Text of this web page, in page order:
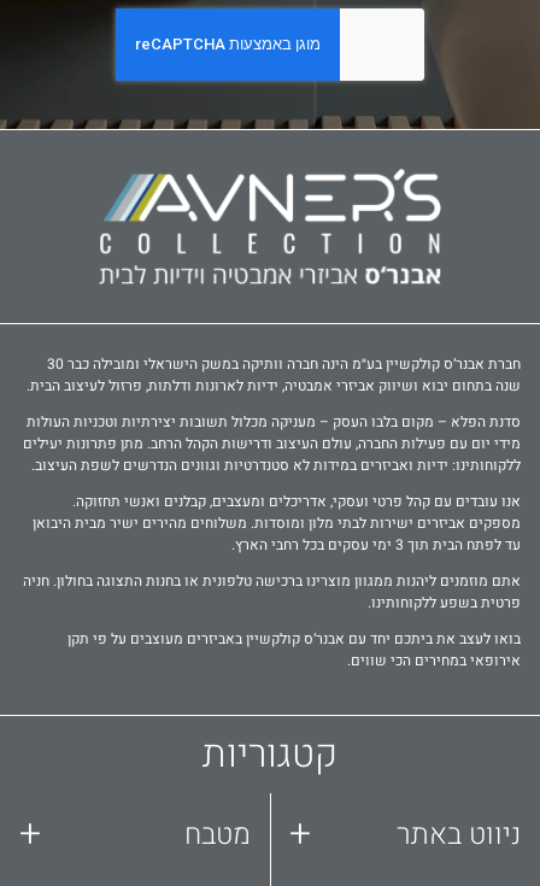
חברת אבנר‘ס קולקשיין בע״מ הינה חברה וותיקה במשק הישראלי ומובילה כבר 30
שנה בתחום יבוא ושיווק אביזרי אמבטיה, ידיות לארונות ודלתות, פרזול לעיצוב הבית.
סדנת הפלא – מקום בלבו העסק – מעניקה מכלול תשובות יצירתיות וטכניות העולות
מידי יום עם פעילות החברה, עולם העיצוב ודרישות הקהל הרחב. מתן פתרונות יעילים
ללקוחותינו: ידיות ואביזרים במידות לא סטנדרטיות וגוונים הנדרשים לשפת העיצוב.
אנו עובדים עם קהל פרטי ועסקי, אדריכלים ומעצבים, קבלנים ואנשי תחזוקה.
מספקים אביזרים ישירות לבתי מלון ומוסדות. משלוחים מהירים ישיר מבית היבואן
עד לפתח הבית תוך 3 ימי עסקים בכל רחבי הארץ.
אתם מוזמנים ליהנות ממגוון מוצרינו ברכישה טלפונית או בחנות התצוגה בחולון. חניה
פרטית בשפע ללקוחותינו.
בואו לעצב את ביתכם יחד עם אבנר‘ס קולקשיין באביזרים מעוצבים על פי תקן
אירופאי במחירים הכי שווים.
קטגוריות
ניווט באתר + מטבח +